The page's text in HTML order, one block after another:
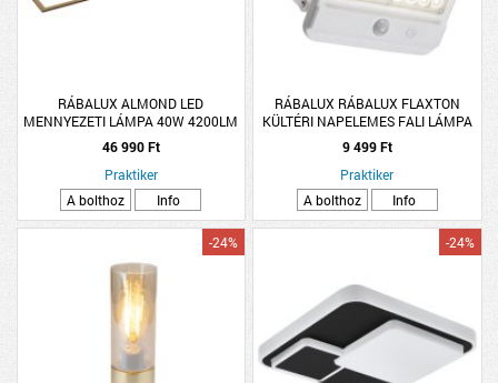
RÁBALUX ALMOND LED
MENNYEZETI LÁMPA 40W 4200LM
4000K IP20 29,5X119,5CM BÜKK
46 990 Ft
Praktiker
A bolthoz
Info
RÁBALUX RÁBALUX FLAXTON
KÜLTÉRI NAPELEMES FALI LÁMPA
7W 700LM 4000K IP54
MOZGÁSÉRZÉKELŐS 14,5X16CM
FEHÉR
9 499 Ft
Praktiker
A bolthoz
Info
-24% -24%